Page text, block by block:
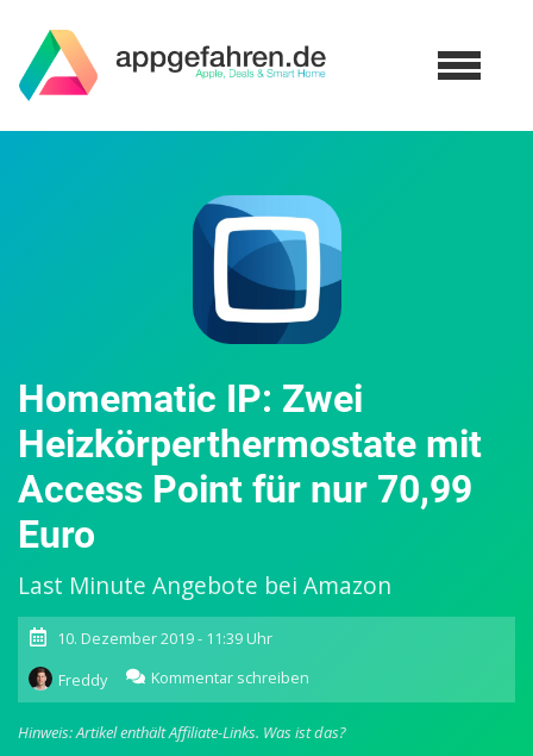
Homematic IP: Zwei
Heizkörperthermostate mit
Access Point für nur 70,99
Euro
Last Minute Angebote bei Amazon
10. Dezember 2019 - 11:39 Uhr
Freddy
Kommentar schreiben
Homematic
IP:
Zwei
Hinweis: Artikel enthält Affiliate-Links. Was ist das?